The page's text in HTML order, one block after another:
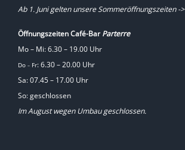
Ab 1. Juni gelten unsere Sommeröffnungszeiten ->
Öffnungszeiten Café-BarParterre
Mo – Mi: 6.30 – 19.00 Uhr
Do – Fr: 6.30 – 20.00 Uhr
Sa: 07.45 – 17.00 Uhr
So: geschlossen
Im August wegen Umbau geschlossen.